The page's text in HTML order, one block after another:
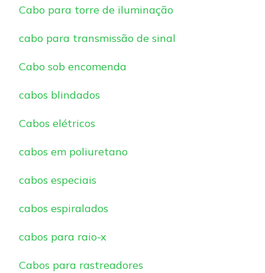
Cabo para torre de iluminação
cabo para transmissão de sinal
Cabo sob encomenda
cabos blindados
Cabos elétricos
cabos em poliuretano
cabos especiais
cabos espiralados
cabos para raio-x
Cabos para rastreadores